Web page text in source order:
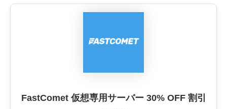
FastComet 仮想専用サーバー 30% OFF 割引